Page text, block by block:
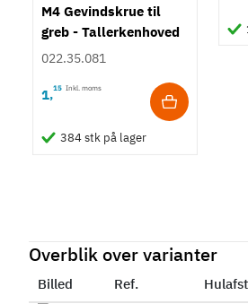
M4 Gevindskrue til
greb - Tallerkenhoved
- Krydskærv
022.35.081
1,15 Inkl. moms
384 stk på lager
Overblik over varianter
Billed Ref.